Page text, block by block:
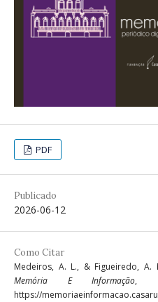
PDF
Publicado
2026-06-12
Como Citar
Medeiros, A. L., & Figueiredo, A.
Memória E Informação,
https://